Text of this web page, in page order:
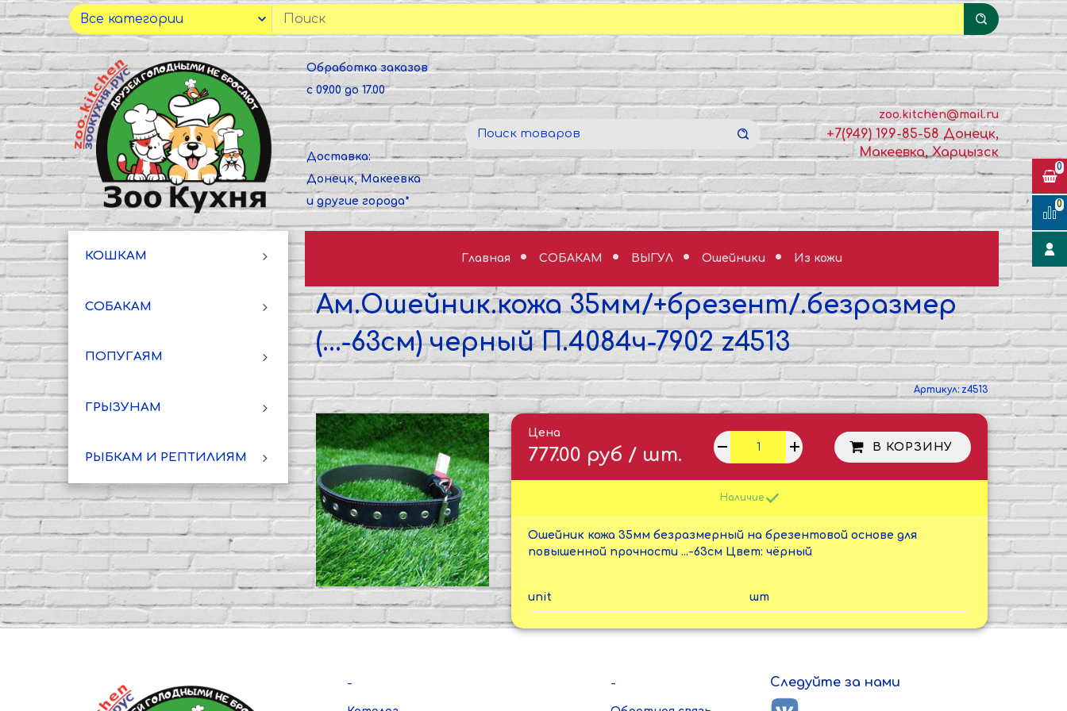
Обработка заказов
с 09.00 до 17.00
Доставка:
Донецк, Макеевка
и другие города*
zoo.kitchen@mail.ru
+7(949) 199-85-58 Донецк,
Макеевка, Харцызск
КОШКАМ
СОБАКАМ
ПОПУГАЯМ
ГРЫЗУНАМ
РЫБКАМ И РЕПТИЛИЯМ
Главная СОБАКАМ ВЫГУЛ Ошейники Из кожи
Ам.Ошейник.кожа 35мм/+брезент/.безразмер
(...-63см) черный П.4084ч-7902 z4513
Артикул: z4513
Цена
777.00 руб / шт. В КОРЗИНУ
Наличие
Ошейник кожа 35мм безразмерный на брезентовой основе для
повышенной прочности ...-63см Цвет: чёрный
unit шт
- - Следуйте за нами
0
0